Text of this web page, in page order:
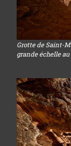
Grotte de Saint-
grande échelle au